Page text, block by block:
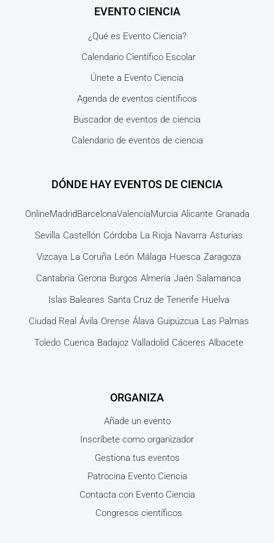
EVENTO CIENCIA
¿Qué es Evento Ciencia?
Calendario Científico Escolar
Únete a Evento Ciencia
Agenda de eventos científicos
Buscador de eventos de ciencia
Calendario de eventos de ciencia
DÓNDE HAY EVENTOS DE CIENCIA
OnlineMadridBarcelonaValenciaMurcia Alicante Granada
Sevilla Castellón Córdoba La Rioja Navarra Asturias
Vizcaya La Coruña León Málaga Huesca Zaragoza
Cantabria Gerona Burgos Almería Jaén Salamanca
Islas Baleares Santa Cruz de Tenerife Huelva
Ciudad Real Ávila Orense Álava Guipúzcua Las Palmas
Toledo Cuenca Badajoz Valladolid Cáceres Albacete
ORGANIZA
Añade un evento
Inscríbete como organizador
Gestiona tus eventos
Patrocina Evento Ciencia
Contacta con Evento Ciencia
Congresos científicos